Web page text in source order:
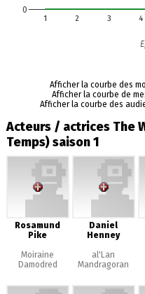
1 2 3 4
0
Afficher la courbe des
Afficher la courbe de
Afficher la courbe des
Acteurs / actrices The
Temps) saison 1
Rosamund
Pike
Moiraine
Damodred
Daniel
Henney
al'Lan
Mandragoran